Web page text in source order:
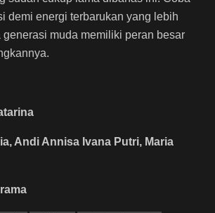
demi energi terbarukan yang lebih
muda memiliki peran besar
Andi Annisa Ivana Putri, Maria